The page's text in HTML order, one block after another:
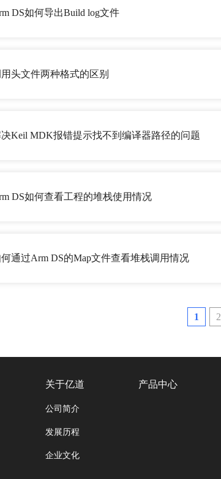
DS如何导出Build log文件
用头文件两种格式的区别
决Keil MDK报错提示找不到编译器路径的问题
DS如何查看工程的堆栈使用情况
何通过Arm DS的Map文件查看堆栈调用情况
1 2
关于亿道
公司简介
发展历程
企业文化
产品中心